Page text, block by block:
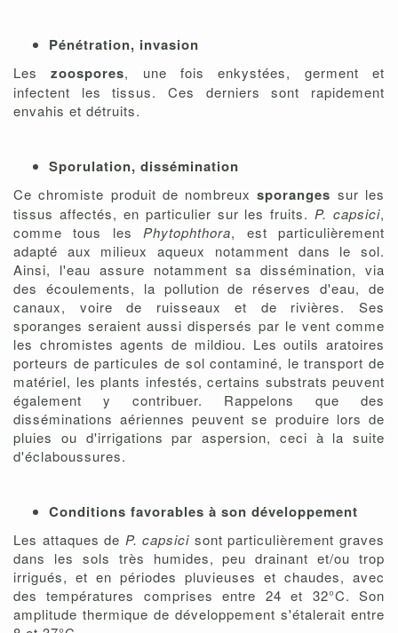
Pénétration, invasion
Leszoospores, une fois enkystées, germent et
infectent les tissus. Ces derniers sont rapidement
envahis et détruits.
Sporulation, dissémination
Ce chromiste produit de nombreuxsporanges sur les
tissus affectés, en particulier sur les fruits.P. capsici,
comme tous lesPhytophthora, est particulièrement
adapté aux milieux aqueux notamment dans le sol.
Ainsi, l'eau assure notamment sa dissémination, via
des écoulements, la pollution de réserves d'eau, de
canaux, voire de ruisseaux et de rivières. Ses
sporanges seraient aussi dispersés par le vent comme
les chromistes agents de mildiou. Les outils aratoires
porteurs de particules de sol contaminé, le transport de
matériel, les plants infestés, certains substrats peuvent
également y contribuer. Rappelons que des
disséminations aériennes peuvent se produire lors de
pluies ou d'irrigations par aspersion, ceci à la suite
d'éclaboussures.
Conditions favorables à son développement
Les attaques de P. capsici sont particulièrement graves
dans les sols très humides, peu drainant et/ou trop
irrigués, et en périodes pluvieuses et chaudes, avec
des températures comprises entre 24 et 32°C. Son
amplitude thermique de développement s'étalerait entre